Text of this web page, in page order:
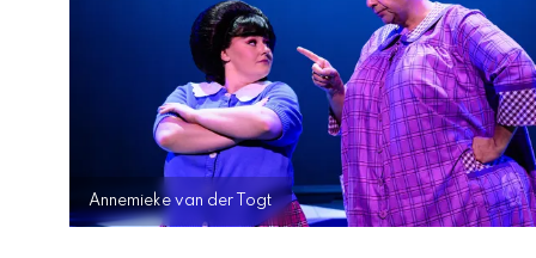
Annemieke van der Togt